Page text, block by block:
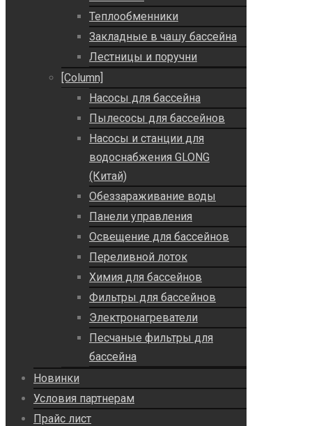
Теплообменники
Закладные в чашу бассейна
Лестницы и поручни
[Column]
Насосы для бассейна
Пылесосы для бассейнов
Насосы и станции для
водоснабжения GLONG
(Китай)
Обеззараживание воды
Панели управления
Освещение для бассейнов
Переливной лоток
Химия для бассейнов
Фильтры для бассейнов
Электронагреватели
Песчаные фильтры для
бассейна
Новинки
Условия партнерам
Прайс лист